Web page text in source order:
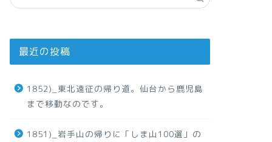
最近の投稿
1852)_東北遠征の帰り道。仙台から鹿児島
まで移動なのです。
1851)_岩手山の帰りに「しま山100選」の